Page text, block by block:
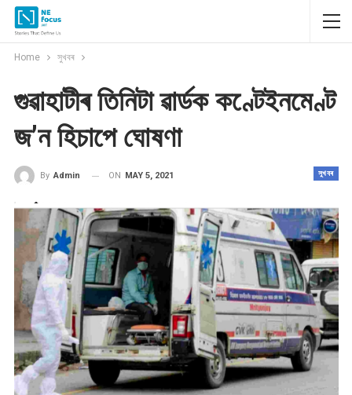
Home সুখবৰ
গুৱাহাটীৰ তিনিটা ৱাৰ্ডক কণ্টেইনমেণ্ট
জ’ন হিচাপে ঘোষণা
সুখবৰ
By Admin ON MAY 5, 2021